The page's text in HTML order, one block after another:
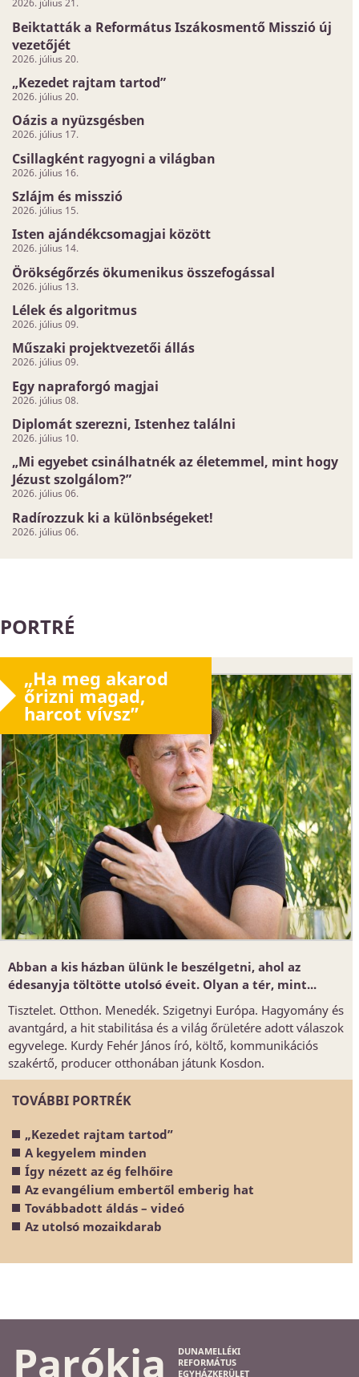
2026. július 21.
Beiktatták a Református Iszákosmentő Misszió új
vezetőjét
2026. július 20.
„Kezedet rajtam tartod”
2026. július 20.
Oázis a nyüzsgésben
2026. július 17.
Csillagként ragyogni a világban
2026. július 16.
Szlájm és misszió
2026. július 15.
Isten ajándékcsomagjai között
2026. július 14.
Örökségőrzés ökumenikus összefogással
2026. július 13.
Lélek és algoritmus
2026. július 09.
Műszaki projektvezetői állás
2026. július 09.
Egy napraforgó magjai
2026. július 08.
Diplomát szerezni, Istenhez találni
2026. július 10.
„Mi egyebet csinálhatnék az életemmel, mint hogy
Jézust szolgálom?”
2026. július 06.
Radírozzuk ki a különbségeket!
2026. július 06.
PORTRÉ
„Ha meg akarod
őrizni magad,
harcot vívsz”
Abban a kis házban ülünk le beszélgetni, ahol az
édesanyja töltötte utolsó éveit. Olyan a tér, mint...
Tisztelet. Otthon. Menedék. Szigetnyi Európa. Hagyomány és
avantgárd, a hit stabilitása és a világ őrületére adott válaszok
egyvelege. Kurdy Fehér János író, költő, kommunikációs
szakértő, producer otthonában játunk Kosdon.
TOVÁBBI PORTRÉK
„Kezedet rajtam tartod”
A kegyelem minden
Így nézett az ég felhőire
Az evangélium embertől emberig hat
Továbbadott áldás – videó
Az utolsó mozaikdarab
Parókia
DUNAMELLÉKI
REFORMÁTUS
EGYHÁZKERÜLET